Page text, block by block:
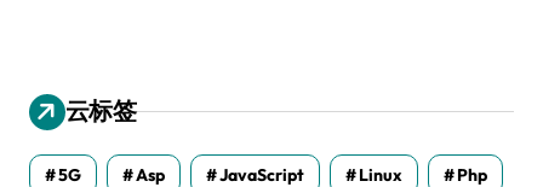
云标签
5G Asp JavaScript Linux Php